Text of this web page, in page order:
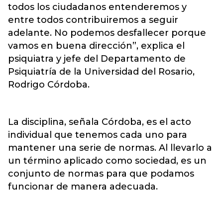
todos los ciudadanos entenderemos y
entre todos contribuiremos a seguir
adelante. No podemos desfallecer porque
vamos en buena dirección”, explica el
psiquiatra y jefe del Departamento de
Psiquiatría de la Universidad del Rosario,
Rodrigo Córdoba.
La disciplina, señala Córdoba, es el acto
individual que tenemos cada uno para
mantener una serie de normas. Al llevarlo a
un término aplicado como sociedad, es un
conjunto de normas para que podamos
funcionar de manera adecuada.